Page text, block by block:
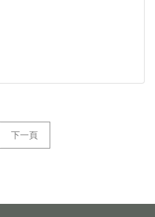
下一頁